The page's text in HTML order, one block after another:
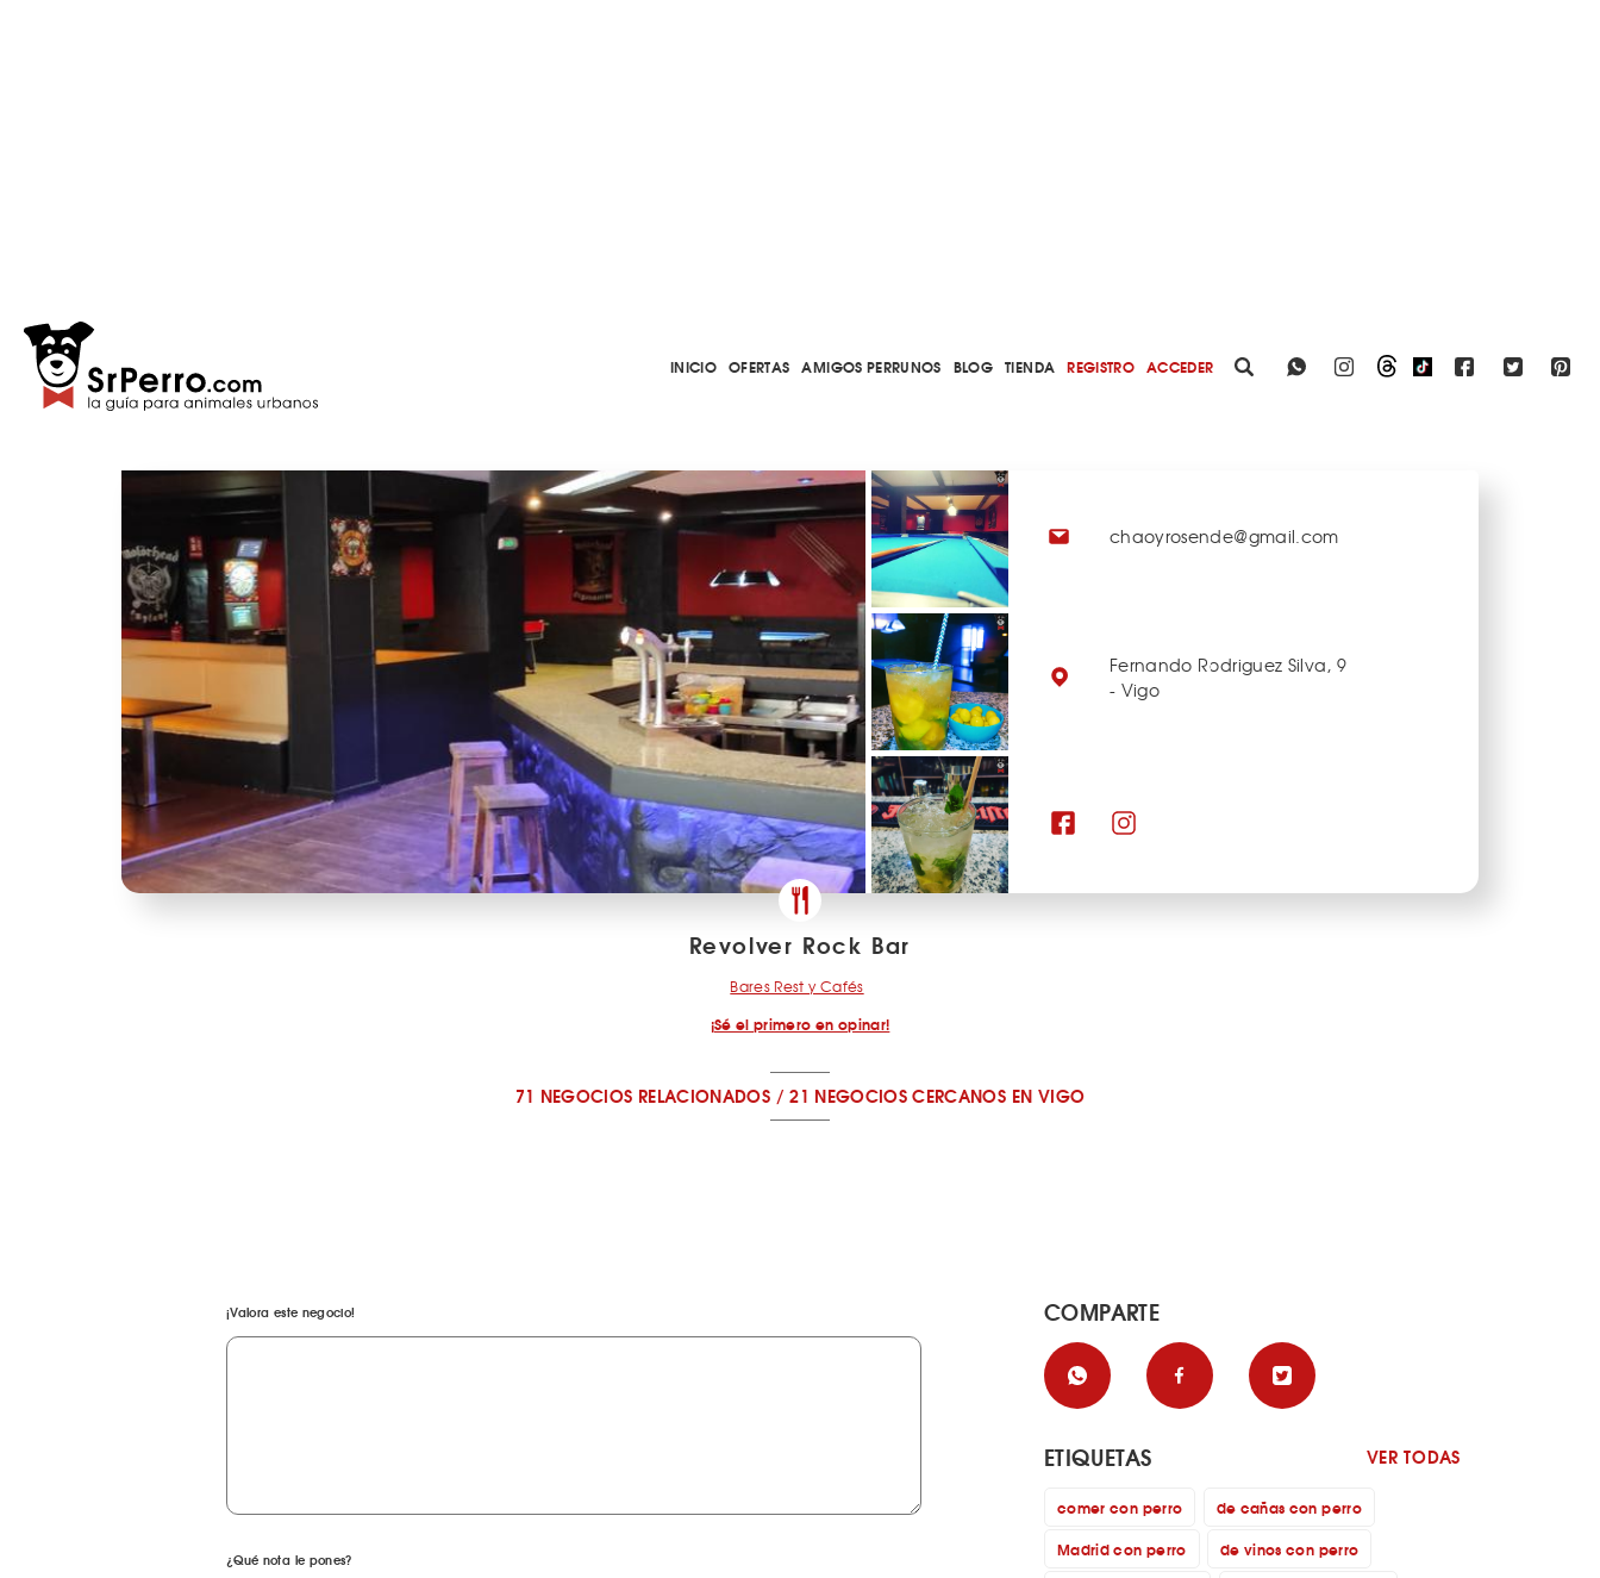
INICIO OFERTAS AMIGOS PERRUNOS BLOG TIENDA REGISTRO ACCEDER
chaoyrosende@gmail.com
Fernando Rodriguez Silva, 9
- Vigo
Revolver Rock Bar
Bares Rest y Cafés
¡Sé el primero en opinar!
71 NEGOCIOS RELACIONADOS /21 NEGOCIOS CERCANOS EN VIGO
¡Valora este negocio!
¿Qué nota le pones?
COMPARTE
ETIQUETAS VER TODAS
comer con perro
de cañas con perro
Madrid con perro
de vinos con perro